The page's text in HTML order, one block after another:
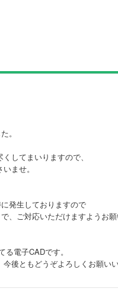
。
してまいりますので、
ませ。
発生しておりますので
ご対応いただけますようお願
電子CADです。
後ともどうぞよろしくお願いい